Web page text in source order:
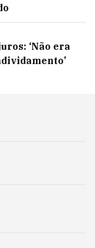
‘Não era